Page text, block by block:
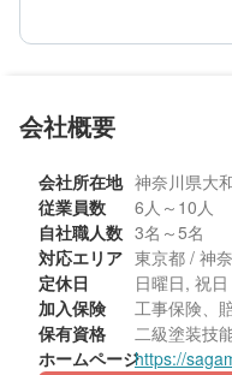
担当者 5
エリア：神奈川県大和市
築年数：26年
会社概要
会社所在地 神奈川県大
従業員数
6人～10人
自社職人数 3名～5名
対応エリア 東京都 / 神
定休日
日曜日, 祝日
加入保険
工事保険、
保有資格
二級塗装技
ホームページhttps://